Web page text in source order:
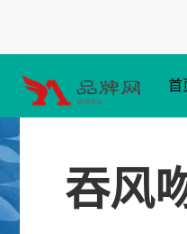
首
吞风